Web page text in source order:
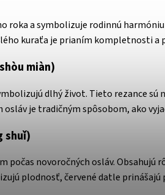
roka a symbolizuje rodinnú
kuraťa je prianím kompletnosti a
miàn)
dlhý život. Tieto rezance
je tradičným spôsobom, ako
shuǐ)
počas novoročných osláv.
plodnosť, červené datle